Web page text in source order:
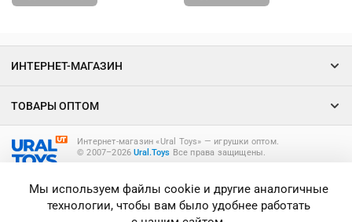
Интернет-магазин «Ural Toys» ― игрушки оптом.
© 2007–2026Ural.Toys Все права защищены.
ИНТЕРНЕТ-МАГАЗИН
ТОВАРЫ ОПТОМ
Мы используем файлы cookie и другие аналогичные
технологии, чтобы вам было удобнее работать